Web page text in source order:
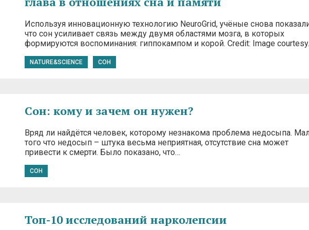
Используя инновационную технологию NeuroGrid, учёные снова
что сон усиливает связь между двумя областями мозга, в которых
формируются воспоминания: гиппокампом и корой. Credit: Image
NATURE&SCIENCE СОН
Сон: кому и зачем он нужен?
Вряд ли найдётся человек, которому незнакома проблема недосыпа.
того что недосып – штука весьма неприятная, отсутствие сна может
привести к смерти. Было показано, что…
СОН
Топ-10 исследований нарколепсии